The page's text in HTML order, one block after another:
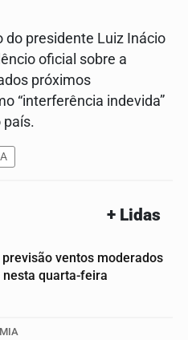
do presidente Luiz Inácio
oficial sobre a
próximos
“interferência indevida”
país.
+ Lidas
previsão ventos moderados
quarta-feira